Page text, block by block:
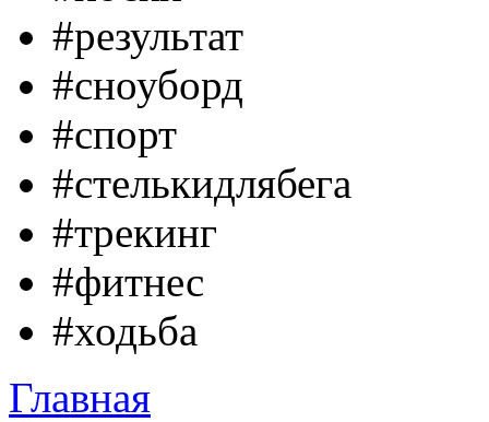
#результат
#сноуборд
#спорт
#стелькидлябега
#трекинг
#фитнес
#ходьба
Главная